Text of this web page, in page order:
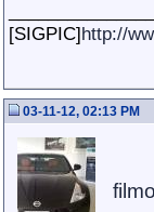
[SIGPIC]http://
03-11-12, 02:13 PM